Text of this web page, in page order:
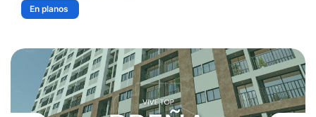
En planos